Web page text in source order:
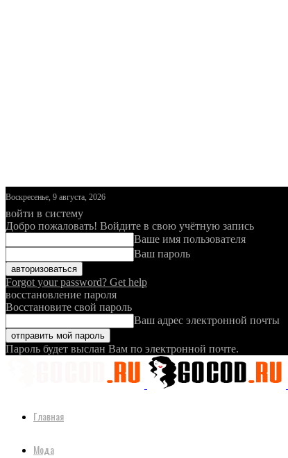
Воскресенье, 9 августа, 2026
войти в систему
Добро пожаловать! Войдите в свою учётную запись
Ваше имя пользователя
Ваш пароль
Forgot your password? Get help
восстановление пароля
Восстановите свой пароль
Ваш адрес электронной почты
Пароль будет выслан Вам по электронной почте.
Главная
Мода